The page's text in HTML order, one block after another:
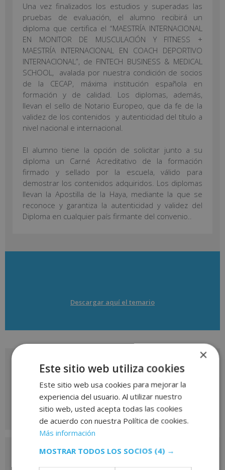
Una vez finalizados los estudios y superadas las
pruebas de evaluación, el alumno recibirá un
diploma que certifica el “MAESTRÍA INTERNACIONAL
EN MONITOR DE MUSCULACIÓN Y FITNESS +
MAESTRÍA INTERNACIONAL EN COACH DEPORTIVO
INTERNACIONAL”, de FINTECH BUSINESS & MEDICAL
SCHOOL, avalada por nuestra condición de socios
de la CECAP, máxima institución española en
formación y de calidad. Los diplomas, además,
llevan el sello de Notario Europeo, que da fe de la
validez de los contenidos y autenticidad del título a
nivel nacional e internacional.
El alumno tiene la opción de solicitar junto a su
diploma un Carné Acreditativo de la formación
firmado y sellado por la escuela, válido para
demostrar los contenidos adquiridos. Los diplomas
llevan la Apostilla de la Haya, mediante la que se
reconoce y garantiza la autenticidad y validez del
Diploma en cualquier país firmante del convenio..
Descargar aquí el temario
Solicita más información
de
este curso
×
Este sitio web utiliza cookies
Este sitio web usa cookies para mejorar la
experiencia del usuario. Al utilizar nuestro
sitio web, usted acepta todas las cookies
de acuerdo con nuestra Política de cookies.
Más información
MOSTRAR TODOS LOS SOCIOS (4) →